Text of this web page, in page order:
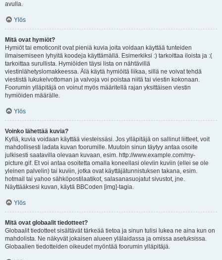
avulla.
Ylös
Mitä ovat hymiöt?
Hymiöt tai emoticonit ovat pieniä kuvia joita voidaan käyttää tunteiden
ilmaisemiseen lyhyitä koodeja käyttämällä. Esimerkiksi :) tarkoittaa iloista ja :(
tarkoittaa surullista. Hymiöiden täysi lista on nähtävillä
viestinlähetyslomakkeessa. Älä käytä hymiöitä liikaa, sillä ne voivat tehdä
viestistä lukukelvottoman ja valvoja voi poistaa niitä tai viestin kokonaan.
Foorumin ylläpitäjä on voinut myös määritellä rajan yksittäisen viestin
hymiöiden määrälle.
Ylös
Voinko lähettää kuvia?
Kyllä, kuvia voidaan käyttää viesteissäsi. Jos ylläpitäjä on sallinut liitteet, voit
mahdollisesti ladata kuvan foorumille. Muutoin sinun täytyy antaa osoite
julkisesti saatavilla olevaan kuvaan, esim. http://www.example.com/my-
picture.gif. Et voi antaa osoitetta omalla koneellasi oleviin kuviin (ellei se ole
yleinen palvelin) tai kuviin, jotka ovat käyttäjätunnistuksen takana, esim.
hotmail tai yahoo sähköpostilaatikot, salasanasuojatut sivustot, jne.
Näyttääksesi kuvan, käytä BBCoden [img]-tagia.
Ylös
Mitä ovat globaalit tiedotteet?
Globaalit tiedotteet sisältävät tärkeää tietoa ja sinun tulisi lukea ne aina kun on
mahdolista. Ne näkyvät jokaisen alueen ylälaidassa ja omissa asetuksissa.
Globaalien tiedotteiden oikeudet myöntää foorumin ylläpitäjä.